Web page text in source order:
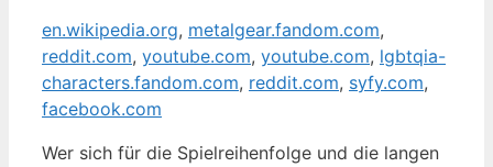
en.wikipedia.org, metalgear.fandom.com,
reddit.com, youtube.com, youtube.com, lgbtqia-
characters.fandom.com, reddit.com, syfy.com,
facebook.com
Wer sich für die Spielreihenfolge und die langen